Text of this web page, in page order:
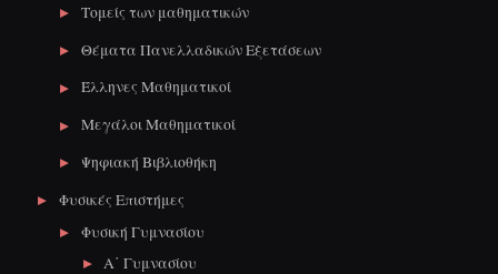
Τομείς των μαθηματικών
Θέματα Πανελλαδικών Εξετάσεων
Έλληνες Μαθηματικοί
Μεγάλοι Μαθηματικοί
Ψηφιακή Βιβλιοθήκη
Φυσικές Επιστήμες
Φυσική Γυμνασίου
Α΄ Γυμνασίου